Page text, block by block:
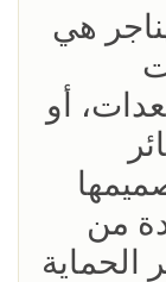
هي
أو
من
الحماية